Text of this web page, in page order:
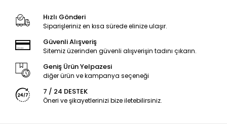
Hızlı Gönderi
Siparişleriniz en kısa sürede elinize ulaşır.
Güvenli Alışveriş
Sitemiz üzerinden güvenli alışverişin tadını çıkarın.
Geniş Ürün Yelpazesi
diğer ürün ve kampanya seçeneği
7 / 24 DESTEK
Öneri ve şikayetlerinizi bize iletebilirsiniz.